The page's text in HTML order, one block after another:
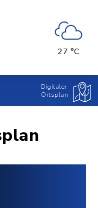
27 °C
Digitaler
Ortsplan